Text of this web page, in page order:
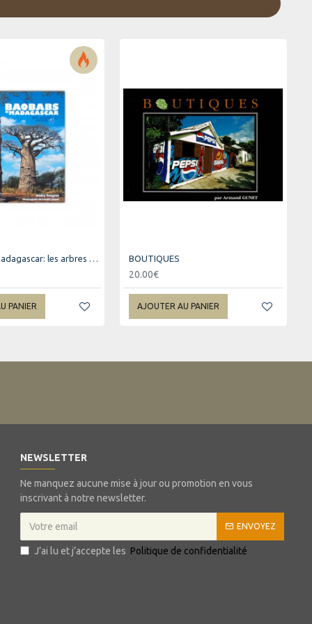
Baobab de madagascar: les arbres à l'envers
PANIER
BOUTIQUES
20.00€
AJOUTER AU PANIER
NEWSLETTER
Ne manquez aucune mise à jour ou promotion en vous
inscrivant à notre newsletter.
ENVOYEZ
J’ai lu et j’accepte les Politique de confidentialité